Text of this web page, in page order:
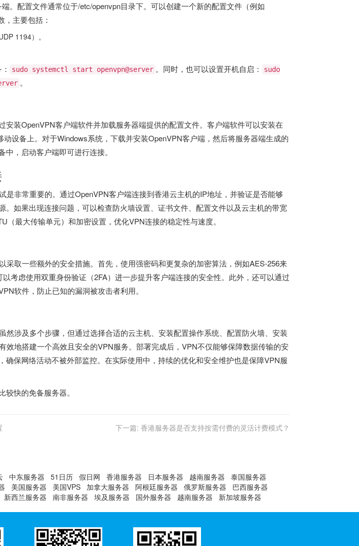
。配置文件通常位于/etc/openvpn目录下。可以创建一个新的配置文件（例如
，主要包括：
1194）。
sudo systemctl start openvpn@server 。同时，也可以设置开机自启：
sudo
。
安装OpenVPN客户端软件并加载服务器端提供的配置文件。客户端软件可以安装在
设备上。对于Windows系统，下载并安装OpenVPN客户端，然后将服务器端生成的
，启动客户端即可进行连接。
是非常重要的。通过OpenVPN客户端连接到香港云主机的IP地址，并验证是否能够
。如果出现连接问题，可以检查防火墙设置、证书文件、配置文件以及云主机的带宽
（最大传输单元）和加密设置，优化VPN连接的稳定性与速度。
采取一些额外的安全措施。首先，使用强密码和更复杂的加密算法，例如AES-256来
考虑使用双重身份验证（2FA）进一步提升客户端连接的安全性。此外，还可以通过
软件，防止已知的漏洞被攻击者利用。
然涉及多个步骤，但通过选择合适的云主机、安装配置操作系统、配置防火墙、安装
效地搭建一个高效且安全的VPN服务。部署完成后，VPN不仅能够保障数据传输的安
确保网络活动不被外部监控。在实际使用中，持续的优化和安全维护也是保障VPN服
较快的免备服务器。
下一篇: 香港服务器是否支持按需付费的灵活计费模式？
中东服务器 51日历 假日网 香港服务器 日本服务器 越南服务器
泰国服务器
美国服务器 美国VPS 加拿大服务器 阿根廷服务器 俄罗斯服务器
巴西服务器
新西兰服务器 南非服务器 埃及服务器 国外服务器 越南服务器 新加坡服务器